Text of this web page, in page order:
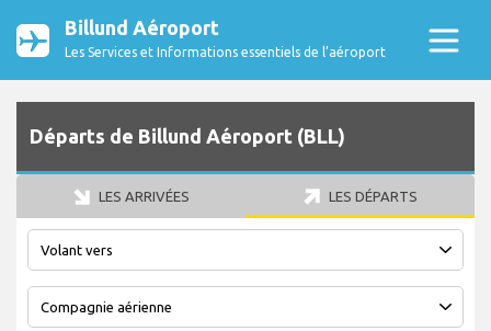
Billund Aéroport
Les Services et Informations essentiels de l’aéroport
Départs de Billund Aéroport (BLL)
LES ARRIVÉES LES DÉPARTS